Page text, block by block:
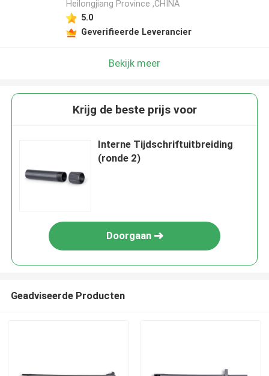
Heilongjiang Province ,CHINA
5.0
Geverifieerde Leverancier
Bekijk meer
Krijg de beste prijs voor
Interne Tijdschriftuitbreiding
(ronde 2)
Doorgaan
Geadviseerde Producten